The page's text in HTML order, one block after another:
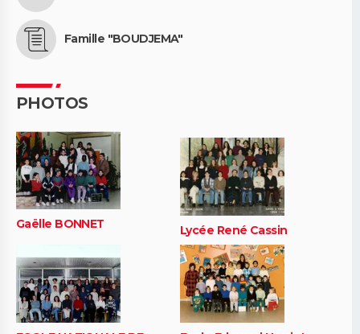
Famille "BOUDJEMA"
PHOTOS
Gaëlle BONNET Lycée René Cassin